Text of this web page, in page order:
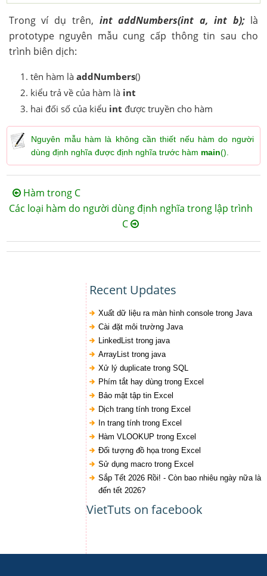
Trong ví dụ trên, int addNumbers(int a, int b);là
prototype nguyên mẫu cung cấp thông tin sau cho
trình biên dịch:
tên hàm làaddNumbers()
kiểu trả về của hàm là int
hai đối số của kiểu int được truyền cho hàm
Nguyên mẫu hàm là không cần thiết nếu hàm do người
dùng định nghĩa được định nghĩa trước hàm main().
Hàm trong C
Các loại hàm do người dùng định nghĩa trong lập trình
C
Recent Updates
Xuất dữ liệu ra màn hình console trong Java
Cài đặt môi trường Java
LinkedList trong java
ArrayList trong java
Xử lý duplicate trong SQL
Phím tắt hay dùng trong Excel
Bảo mật tập tin Excel
Dịch trang tính trong Excel
In trang tính trong Excel
Hàm VLOOKUP trong Excel
Đối tượng đồ họa trong Excel
Sử dụng macro trong Excel
Sắp Tết 2026 Rồi! - Còn bao nhiêu ngày nữa là
đến tết 2026?
VietTuts on facebook